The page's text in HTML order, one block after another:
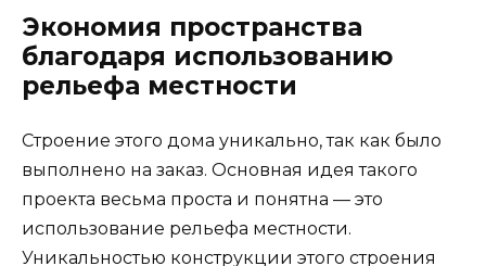
Экономия пространства
благодаря использованию
рельефа местности
Строение этого дома уникально, так как было
выполнено на заказ. Основная идея такого
проекта весьма проста и понятна — это
использование рельефа местности.
Уникальностью конструкции этого строения